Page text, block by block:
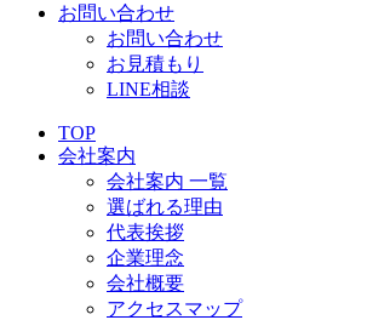
お問い合わせ
お問い合わせ
お見積もり
LINE相談
TOP
会社案内
会社案内 一覧
選ばれる理由
代表挨拶
企業理念
会社概要
アクセスマップ